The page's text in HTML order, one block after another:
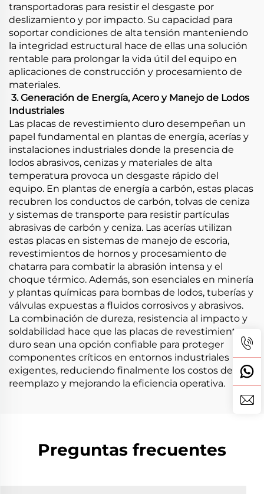
transportadoras para resistir el desgaste por
deslizamiento y por impacto. Su capacidad para
soportar condiciones de alta tensión manteniendo
la integridad estructural hace de ellas una solución
rentable para prolongar la vida útil del equipo en
aplicaciones de construcción y procesamiento de
materiales.
3. Generación de Energía, Acero y Manejo de Lodos
Industriales
Las placas de revestimiento duro desempeñan un
papel fundamental en plantas de energía, acerías y
instalaciones industriales donde la presencia de
lodos abrasivos, cenizas y materiales de alta
temperatura provoca un desgaste rápido del
equipo. En plantas de energía a carbón, estas placas
recubren los conductos de carbón, tolvas de ceniza
y sistemas de transporte para resistir partículas
abrasivas de carbón y ceniza. Las acerías utilizan
estas placas en sistemas de manejo de escoria,
revestimientos de hornos y procesamiento de
chatarra para combatir la abrasión intensa y el
choque térmico. Además, son esenciales en minería
y plantas químicas para bombas de lodos, tuberías y
válvulas expuestas a fluidos corrosivos y abrasivos.
La combinación de dureza, resistencia al impacto y
soldabilidad hace que las placas de revestimiento
duro sean una opción confiable para proteger
componentes críticos en entornos industriales
exigentes, reduciendo finalmente los costos de
reemplazo y mejorando la eficiencia operativa.
Preguntas frecuentes